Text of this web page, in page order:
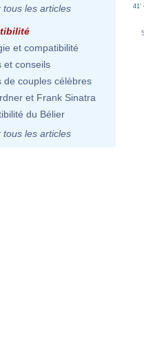
tous les articles
et compatibilité
et conseils
de couples célèbres
et Frank Sinatra
du Bélier
tous les articles
41'